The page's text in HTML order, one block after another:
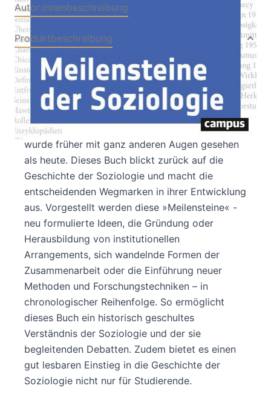
Autor:innenbeschreibung
Produktbeschreibung
Wissenschaftliche Disziplinen entwickeln sich
nicht geradlinig und nicht in gleichmäßigem
Tempo. Auch die Soziologie hat Umwege
genommen oder ist in Sackgassen gelandet.
Denn die soziale Welt, die die Menschen umgibt,
wurde früher mit ganz anderen Augen gesehen
als heute. Dieses Buch blickt zurück auf die
Geschichte der Soziologie und macht die
entscheidenden Wegmarken in ihrer Entwicklung
aus. Vorgestellt werden diese »Meilensteine« -
neu formulierte Ideen, die Gründung oder
Herausbildung von institutionellen
Arrangements, sich wandelnde Formen der
Zusammenarbeit oder die Einführung neuer
Methoden und Forschungstechniken – in
chronologischer Reihenfolge. So ermöglicht
dieses Buch ein historisch geschultes
Verständnis der Soziologie und der sie
begleitenden Debatten. Zudem bietet es einen
gut lesbaren Einstieg in die Geschichte der
Soziologie nicht nur für Studierende.